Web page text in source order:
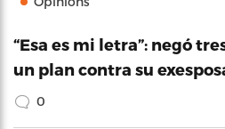
“Esa es mi letra”: negó
un plan contra su
0